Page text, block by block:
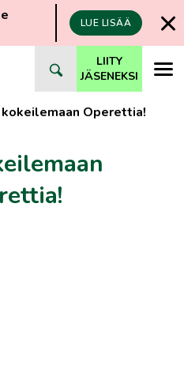
LUE LISÄÄ
LIITY
JÄSENEKSI
Operettia!